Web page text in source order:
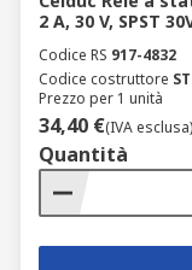
2 A, 30 V, SPST
Codice RS 917-4832
Codice costruttore
Prezzo per 1 unità
34,40 €(IVA esclusa)
Quantità